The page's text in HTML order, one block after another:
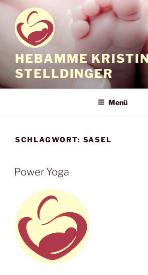
Zum
Inhalt
springen
HEBAMME
STELLDINGER
Menü
SCHLAGWORT: SASEL
Power Yoga